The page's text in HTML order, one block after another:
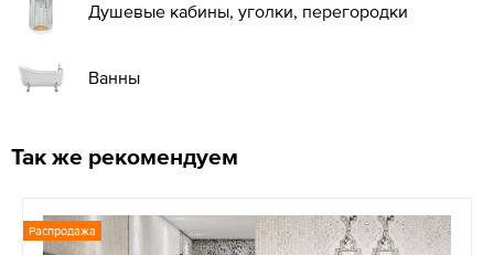
Душевые кабины, уголки, перегородки
Ванны
Так же рекомендуем
Распродажа